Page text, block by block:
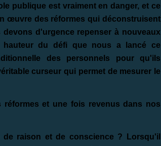
publique est vraiment en danger, et ce
œuvre des réformes qui déconstruisent
d'urgence repenser à nouveaux
du défi que nous a lancé ce
des personnels pour qu'ils
curseur qui permet de mesurer le
et une fois revenus dans nos
raison et de conscience ? Lorsqu'il